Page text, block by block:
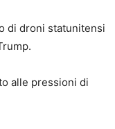
di droni statunitensi
alle pressioni di